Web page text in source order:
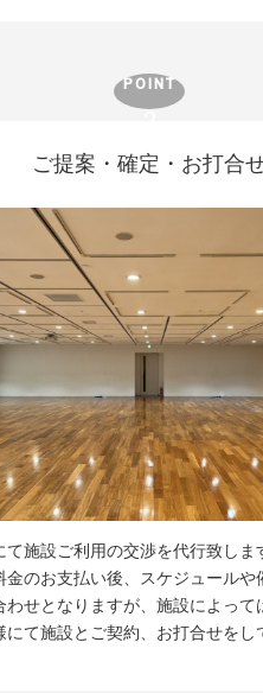
ご提案・確定・お打合
て施設ご利用の交渉を代行致しま
金のお支払い後、スケジュールや
わせとなりますが、施設によって
にて施設とご契約、お打合せをし